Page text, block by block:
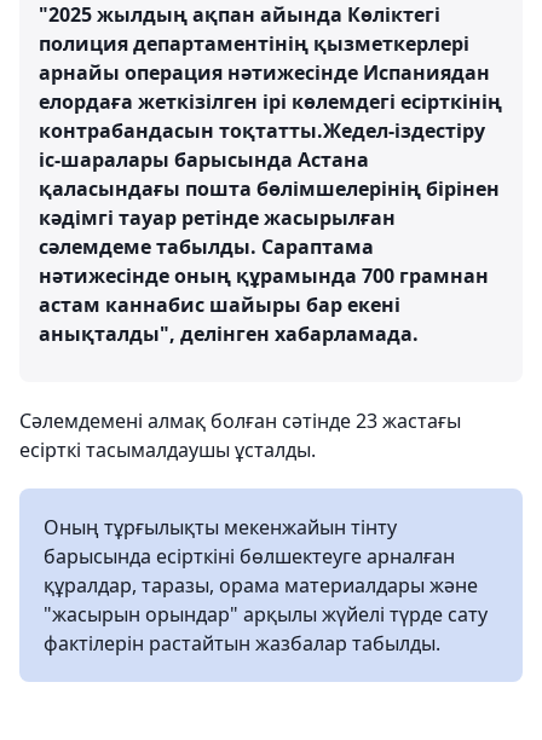
"2025 жылдың ақпан айында Көліктегі
полиция департаментінің қызметкерлері
арнайы операция нәтижесінде Испаниядан
елордаға жеткізілген ірі көлемдегі есірткінің
контрабандасын тоқтатты.Жедел-іздестіру
іс-шаралары барысында Астана
қаласындағы пошта бөлімшелерінің бірінен
кәдімгі тауар ретінде жасырылған
сәлемдеме табылды. Сараптама
нәтижесінде оның құрамында 700 грамнан
астам каннабис шайыры бар екені
анықталды", делінген хабарламада.
Сәлемдемені алмақ болған сәтінде 23 жастағы
есірткі тасымалдаушы ұсталды.
Оның тұрғылықты мекенжайын тінту
барысында есірткіні бөлшектеуге арналған
құралдар, таразы, орама материалдары және
"жасырын орындар" арқылы жүйелі түрде сату
фактілерін растайтын жазбалар табылды.